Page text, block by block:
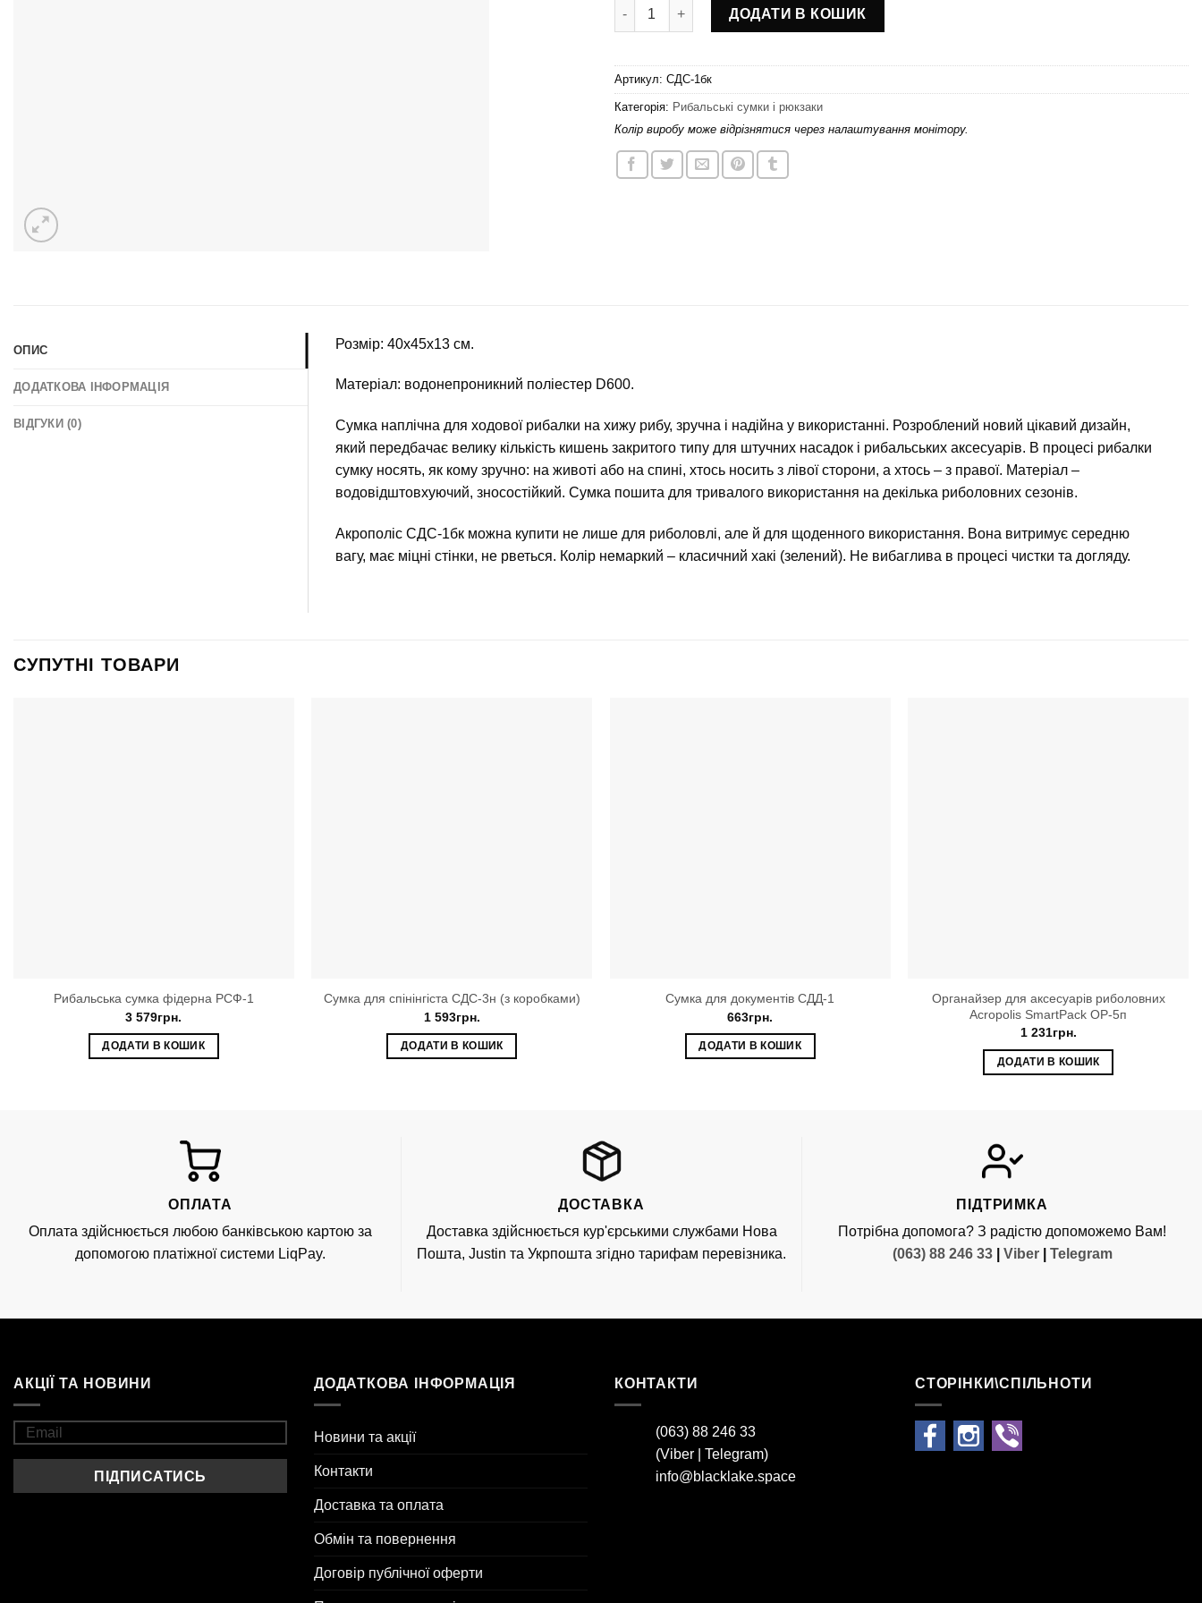
Сумка для спінінгіста СДС-1бк (для правші, без коробок) кількість
ДОДАТИ В КОШИК
Артикул: СДС-1бк
Категорія: Рибальські сумки і рюкзаки
Колір виробу може відрізнятися через налаштування монітору.
ОПИС
ДОДАТКОВА ІНФОРМАЦІЯ
ВІДГУКИ (0)
Розмір: 40x45x13 см.
Матеріал: водонепроникний поліестер D600.
Сумка наплічна для ходової рибалки на хижу рибу, зручна і надійна у використанні. Розроблений новий цікавий дизайн,
який передбачає велику кількість кишень закритого типу для штучних насадок і рибальських аксесуарів. В процесі рибалки
сумку носять, як кому зручно: на животі або на спині, хтось носить з лівої сторони, а хтось – з правої. Матеріал –
водовідштовхуючий, зносостійкий. Сумка пошита для тривалого використання на декілька риболовних сезонів.
Акрополіс СДС-1бк можна купити не лише для риболовлі, але й для щоденного використання. Вона витримує середню
вагу, має міцні стінки, не рветься. Колір немаркий – класичний хакі (зелений). Не вибаглива в процесі чистки та догляду.
СУПУТНІ ТОВАРИ
Рибальська сумка фідерна РСФ-1
3 579грн.
ДОДАТИ В КОШИК
Сумка для спінінгіста СДС-3н (з коробками)
1 593грн.
ДОДАТИ В КОШИК
Сумка для документів СДД-1
663грн.
ДОДАТИ В КОШИК
Органайзер для аксесуарів риболовних
Acropolis SmartPack ОР-5п
1 231грн.
ДОДАТИ В КОШИК
ОПЛАТА
Оплата здійснюється любою банківською картою за
допомогою платіжної системи LiqPay.
ДОСТАВКА
Доставка здійснюється кур'єрськими службами Нова
Пошта, Justin та Укрпошта згідно тарифам перевізника.
ПІДТРИМКА
Потрібна допомога? З радістю допоможемо Вам!
(063) 88 246 33| Viber| Telegram
АКЦІЇ ТА НОВИНИ ДОДАТКОВА ІНФОРМАЦІЯ
Новини та акції
Контакти
Доставка та оплата
Обмін та повернення
Договір публічної оферти
КОНТАКТИ
(063) 88 246 33
(Viber Telegram)
info@blacklake.space
СТОРІНКИ\СПІЛЬНОТИ